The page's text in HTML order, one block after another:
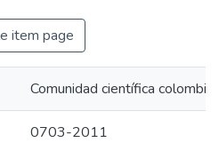
item page
Comunidad científica
0703-2011